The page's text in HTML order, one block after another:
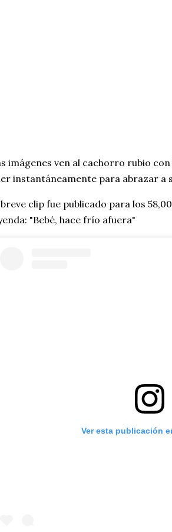
imágenes ven al cachorro rubio
instantáneamente para abrazar a
breve clip fue publicado para los
"Bebé, hace frío afuera"
Ver esta publicación